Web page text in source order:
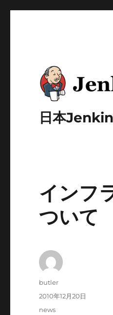
日本
インフ
ついて
投
butler
投
2010年12月20日
カ
news